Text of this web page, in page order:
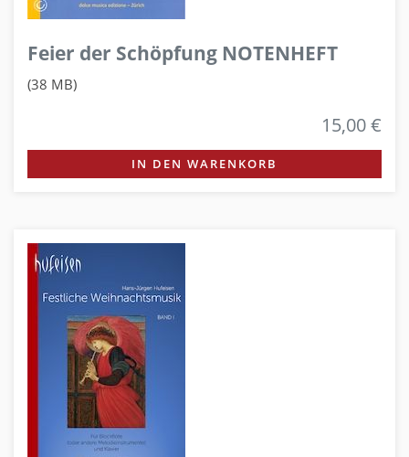
Feier der Schöpfung NOTENHEFT
(38 MB)
15,00 €
IN DEN WARENKORB